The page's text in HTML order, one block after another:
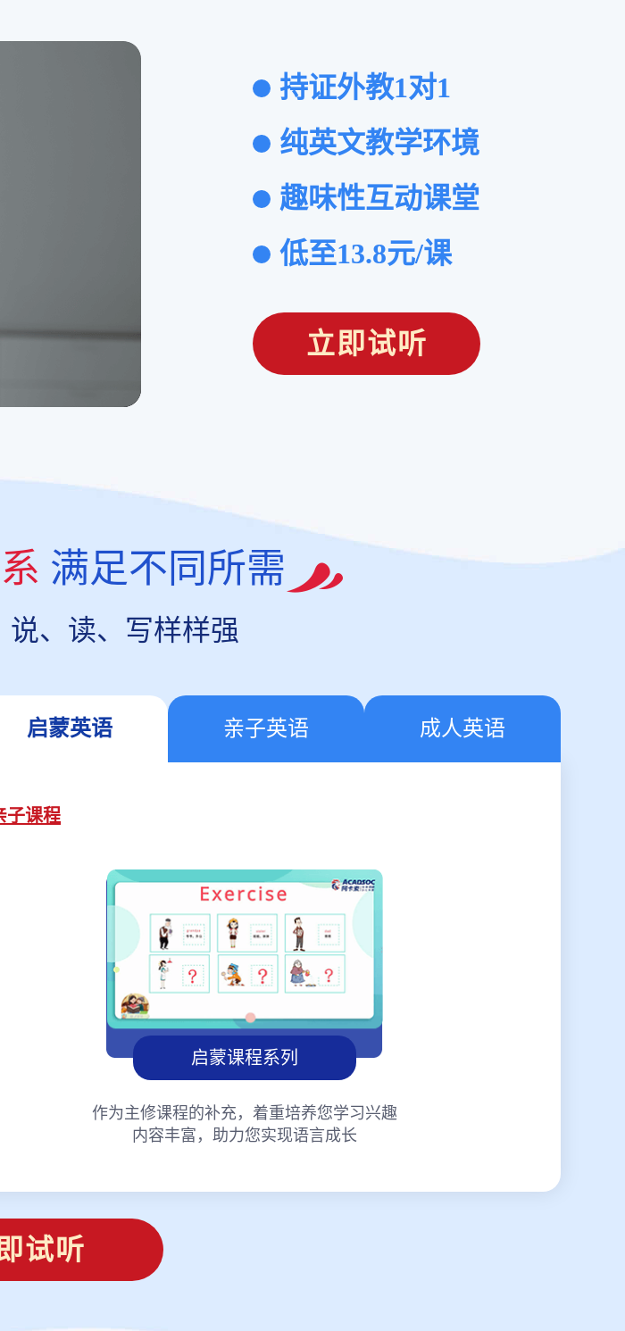
持证外教1对1
纯英文教学环境
趣味性互动课堂
低至13.8元/课
立即试听
满足不同所需
、读、写样样强
启蒙英语 亲子英语 成人英语
子课程
启蒙课程系列
作为主修课程的补充，着重培养您学习兴趣
内容丰富，助力您实现语言成长
试听